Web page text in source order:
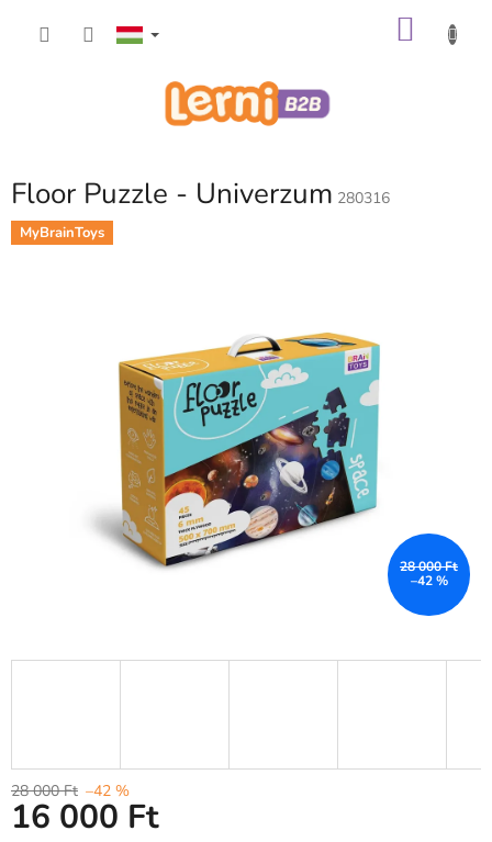
Floor Puzzle - Univerzum 280316
MyBrainToys
28 000 Ft
–42 %
28 000 Ft –42 %
16 000 Ft